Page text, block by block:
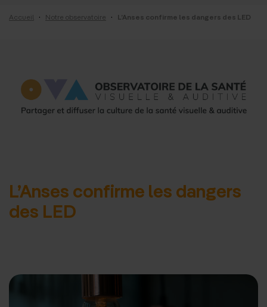
Lissac
-
Page
d'accueil
Accueil · Notre observatoire · L’Anses confirme les dangers des LED
L’Anses confirme les dangers
des LED